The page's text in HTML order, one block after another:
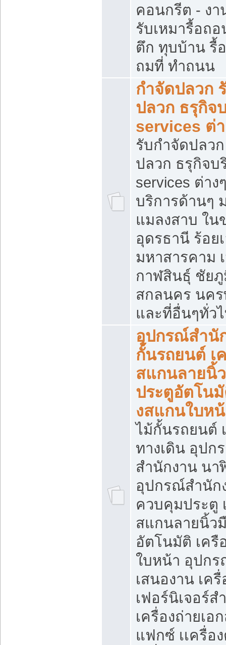
คอนกรีต - ง
รับเหมารื้อถ
ตึก ทุบบ้าน รื้
ถมที่ ทำถนน
กำจัดปลวก
ปลวก ธรุกิจ
services ต่
รับกำจัดปลว
ปลวก ธรุกิจบ
services ต่าง
บริการด้านๆ
แมลงสาบ ใ
อุดรธานี ร้อย
มหาสารคาม
กาฬสินธุ์ ชัย
สกลนคร นค
และที่อื่นๆทั่ว
อุปกรณ์สำนั
กั้นรถยนต์ เ
สแกนลายนิ้
ประตูอัตโน
งสแกนใบห
ไม้กั้นรถยนต์
ทางเดิน อุปก
สำนักงาน นา
อุปกรณ์สำนัก
ควบคุมประตู
สแกนลายนิ้ว
อัตโนมัติ เครื
ใบหน้า อุปก
เสนองาน เค
เฟอร์นิเจอร์ส
เครื่องถ่ายเอ
แฟกซ์ เเครื่อ